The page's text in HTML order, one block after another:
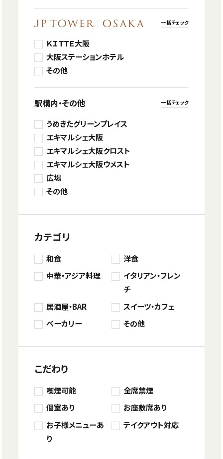
一括チェック
ＫＩＴＴＥ大阪
大阪ステーションホテル
その他
駅構内・その他 一括チェック
うめきたグリーンプレイス
エキマルシェ大阪
エキマルシェ大阪クロスト
エキマルシェ大阪ウメスト
広場
その他
カテゴリ
和食
洋食
中華・アジア料理
イタリアン・フレン
チ
居酒屋・BAR
スイーツ・カフェ
ベーカリー
その他
こだわり
喫煙可能
全席禁煙
個室あり
お座敷席あり
お子様メニューあ
り
テイクアウト対応